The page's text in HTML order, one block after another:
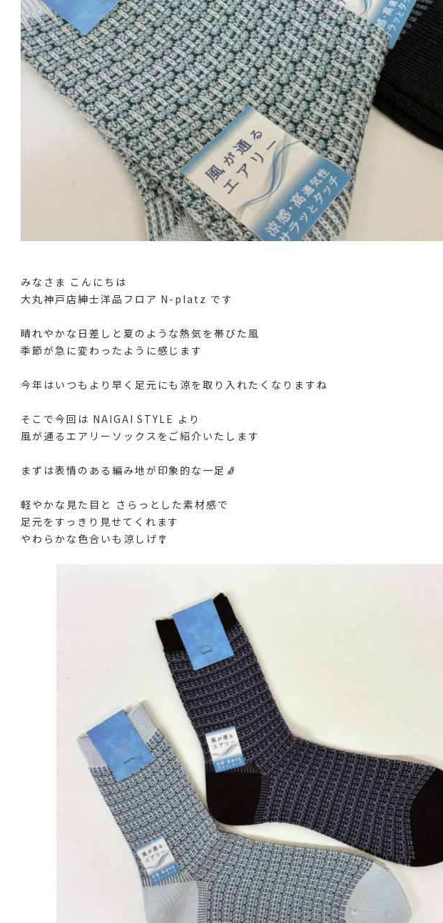
みなさま こんにちは
大丸神戸店紳士洋品フロア N-platz です
晴れやかな日差しと夏のような熱気を帯びた風
季節が急に変わったように感じます
今年はいつもより早く足元にも涼を取り入れたくなりますね
そこで今回は NAIGAI STYLE より
風が通るエアリーソックスをご紹介いたします
まずは表情のある編み地が印象的な一足🧦
軽やかな見た目と さらっとした素材感で
足元をすっきり見せてくれます
やわらかな色合いも涼しげ🎐